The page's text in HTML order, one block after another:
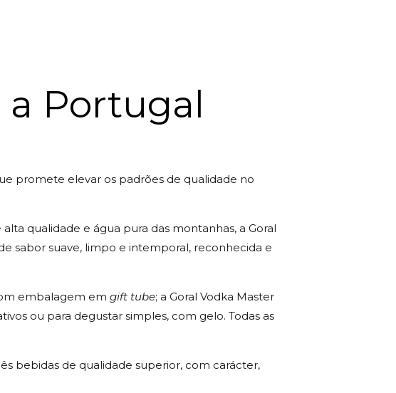
a Portugal
promete elevar os padrões de qualidade no
qualidade e água pura das montanhas, a Goral
sabor suave, limpo e intemporal, reconhecida e
embalagem em gift tube; a Goral Vodka Master
ou para degustar simples, com gelo. Todas as
bebidas de qualidade superior, com carácter,